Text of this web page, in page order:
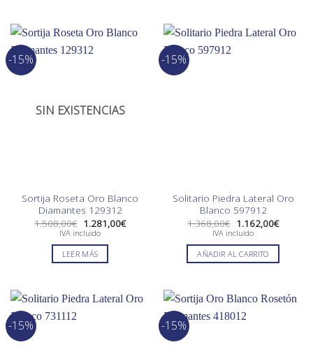
-15%
SIN EXISTENCIAS
Sortija Roseta Oro Blanco
Diamantes 129312
1.508,00€ El
precio
original
era:
1.508,00€.
1.281,00€El
precio
IVA incluido
LEER MÁS
-15%
Solitario Piedra Lateral Oro
Blanco 597912
1.368,00€ El
precio
original
era:
1.368,00€.
1.162,00€El
precio
es:
IVA incluido
AÑADIR AL CARRITO
-15% -15%